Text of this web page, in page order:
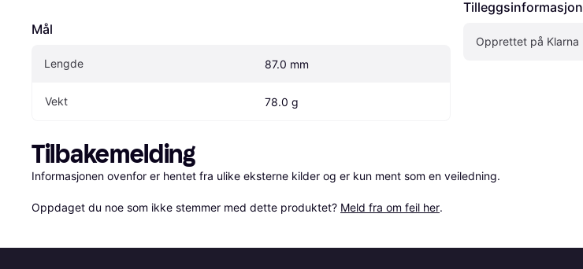
Mål
Lengde 87.0 mm
Vekt 78.0 g
Tilleggsinformasjon
Opprettet på Klarna
Tilbakemelding
Informasjonen ovenfor er hentet fra ulike eksterne kilder og er kun ment som en veiledning.
Oppdaget du noe som ikke stemmer med dette produktet? Meld fra om feil her.